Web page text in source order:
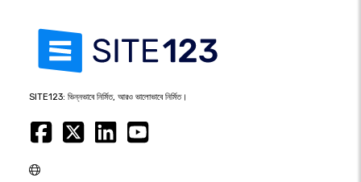
SITE123: ভিন্নভাবে নির্মিত, আরও ভালোভাবে নির্মিত।